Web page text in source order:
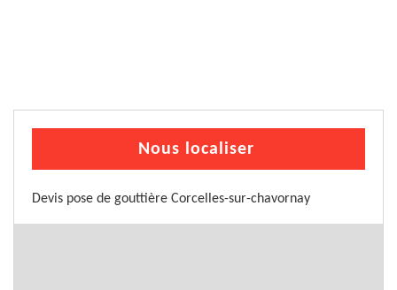
Nous localiser
Devis pose de gouttière Corcelles-sur-chavornay